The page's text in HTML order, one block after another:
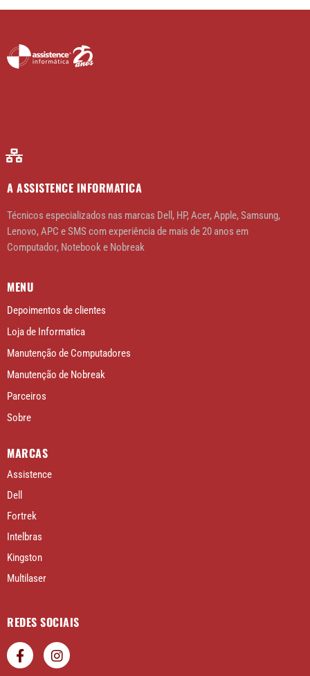
A ASSISTENCE INFORMATICA
Técnicos especializados nas marcas Dell, HP, Acer, Apple, Samsung,
Lenovo, APC e SMS com experiência de mais de 20 anos em
Computador, Notebook e Nobreak
MENU
Depoimentos de clientes
Loja de Informatica
Manutenção de Computadores
Manutenção de Nobreak
Parceiros
Sobre
MARCAS
Assistence
Dell
Fortrek
Intelbras
Kingston
Multilaser
REDES SOCIAIS